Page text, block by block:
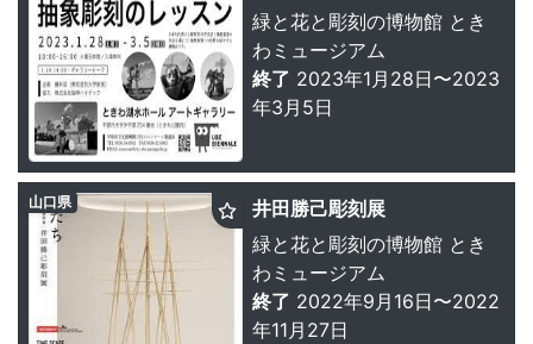
緑と花と彫刻の博物館 とき
わミュージアム
終了 2023年1月28日〜2023
年3月5日
井田勝己彫刻展
緑と花と彫刻の博物館 とき
わミュージアム
終了 2022年9月16日〜2022
年11月27日
山口県